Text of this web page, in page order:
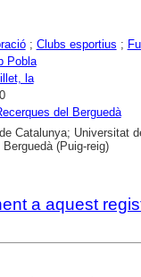
; Clubs esportius ;
Pobla
la
del Berguedà
Catalunya; Universitat
(Puig-reig)
a aquest